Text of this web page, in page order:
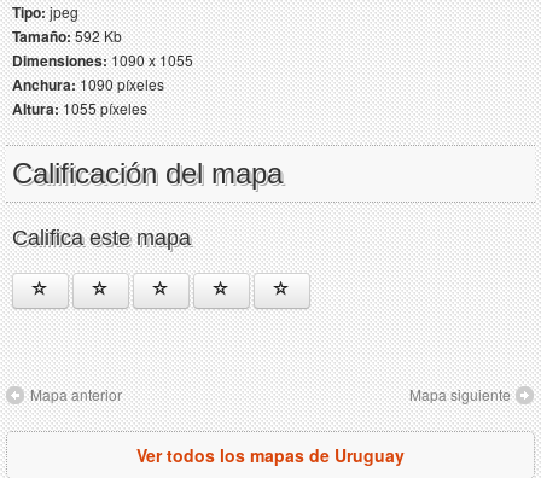
Tipo:jpeg
Tamaño:592 Kb
Dimensiones:1090 x 1055
Anchura:1090 píxeles
Altura:1055 píxeles
Calificación del mapa
Califica este mapa
Mapa anterior Mapa siguiente
Ver todos los mapas de Uruguay